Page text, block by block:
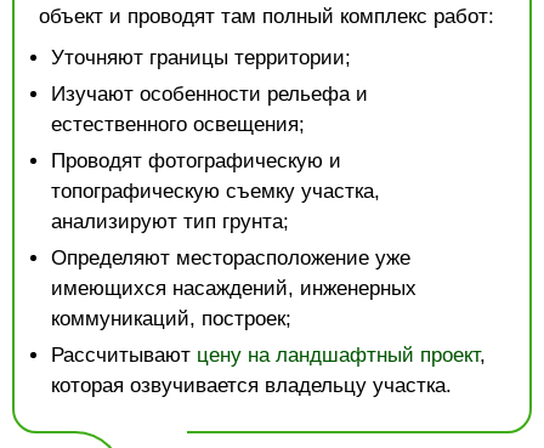
объект и проводят там полный комплекс работ:
Уточняют границы территории;
Изучают особенности рельефа и
естественного освещения;
Проводят фотографическую и
топографическую съемку участка,
анализируют тип грунта;
Определяют месторасположение уже
имеющихся насаждений, инженерных
коммуникаций, построек;
Рассчитывают цену на ландшафтный проект,
которая озвучивается владельцу участка.